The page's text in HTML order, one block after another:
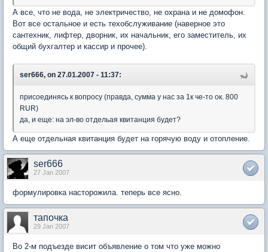
А все, что не вода, не электричество, не охрана и не домофон.
Вот все остальное и есть техобслуживание (наверное это
сантехник, лифтер, дворник, их начальник, его заместитель, их
общий бухгалтер и кассир и прочее).
ser666, on 27.01.2007 - 11:37:
присоединясь к вопросу (правда, сумма у нас за 1к че-то ок. 800
RUR)
да, и еще: на эл-во отдельая квитанция будет?
А еще отдельная квитанция будет на горячую воду и отопление.
ser666
27 Jan 2007
формулировка насторожила. теперь все ясно.
тапочка
29 Jan 2007
Во 2-м подъезде висит объявление о том что уже можно